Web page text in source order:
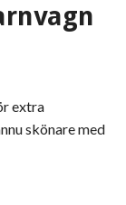
extra
skönare med